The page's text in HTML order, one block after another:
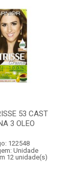
53 CAST
3 OLEO
122548
Unidade
12 unidade(s)